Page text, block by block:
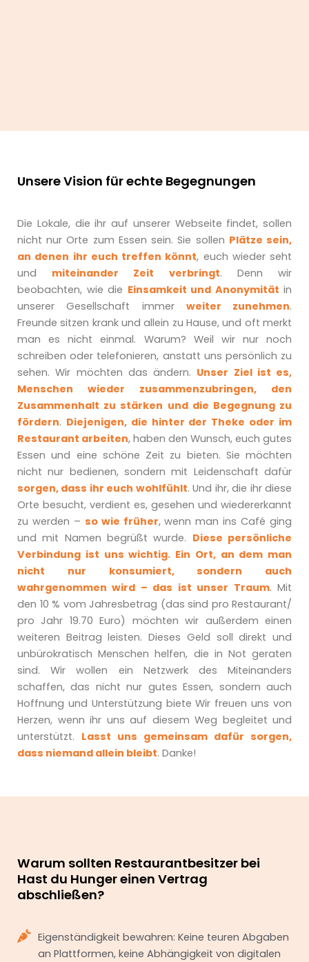
Unsere Vision für echte Begegnungen
Die Lokale, die ihr auf unserer Webseite findet, sollen
nicht nur Orte zum Essen sein. Sie sollen Plätze sein,
an denen ihr euch treffen könnt, euch wieder seht
und miteinander Zeit verbringt. Denn wir
beobachten, wie die Einsamkeit und Anonymität in
unserer Gesellschaft immer weiter zunehmen.
Freunde sitzen krank und allein zu Hause, und oft merkt
man es nicht einmal. Warum? Weil wir nur noch
schreiben oder telefonieren, anstatt uns persönlich zu
sehen. Wir möchten das ändern. Unser Ziel ist es,
Menschen wieder zusammenzubringen, den
Zusammenhalt zu stärken und die Begegnung zu
fördern. Diejenigen, die hinter der Theke oder im
Restaurant arbeiten, haben den Wunsch, euch gutes
Essen und eine schöne Zeit zu bieten. Sie möchten
nicht nur bedienen, sondern mit Leidenschaft dafür
sorgen, dass ihr euch wohlfühlt. Und ihr, die ihr diese
Orte besucht, verdient es, gesehen und wiedererkannt
zu werden – so wie früher, wenn man ins Café ging
und mit Namen begrüßt wurde. Diese persönliche
Verbindung ist uns wichtig. Ein Ort, an dem man
nicht nur konsumiert, sondern auch
wahrgenommen wird – das ist unser Traum. Mit
den 10 % vom Jahresbetrag (das sind pro Restaurant/
pro Jahr 19.70 Euro) möchten wir außerdem einen
weiteren Beitrag leisten. Dieses Geld soll direkt und
unbürokratisch Menschen helfen, die in Not geraten
sind. Wir wollen ein Netzwerk des Miteinanders
schaffen, das nicht nur gutes Essen, sondern auch
Hoffnung und Unterstützung biete Wir freuen uns von
Herzen, wenn ihr uns auf diesem Weg begleitet und
unterstützt. Lasst uns gemeinsam dafür sorgen,
dass niemand allein bleibt. Danke!
Warum sollten Restaurantbesitzer bei
Hast du Hunger einen Vertrag
abschließen?
Eigenständigkeit bewahren: Keine teuren Abgaben
an Plattformen, keine Abhängigkeit von digitalen